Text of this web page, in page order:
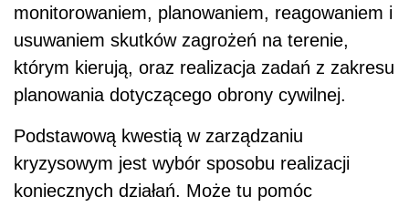
monitorowaniem, planowaniem, reagowaniem i
usuwaniem skutków zagrożeń na terenie,
którym kierują, oraz realizacja zadań z zakresu
planowania dotyczącego obrony cywilnej.
Podstawową kwestią w zarządzaniu
kryzysowym jest wybór sposobu realizacji
koniecznych działań. Może tu pomóc